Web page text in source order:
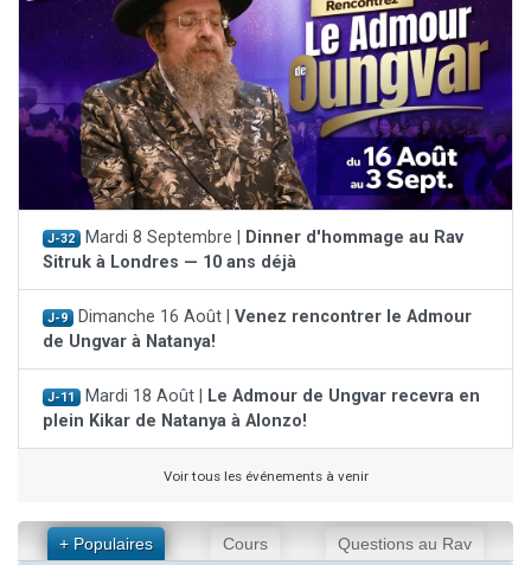
J-32 Mardi 8 Septembre |
Dinner d'hommage au Rav
Sitruk à Londres — 10 ans déjà
J-9 Dimanche 16 Août | Venez rencontrer le Admour
de Ungvar à Natanya!
J-11 Mardi 18 Août |
Le Admour de Ungvar recevra en
plein Kikar de Natanya à Alonzo!
Voir tous les événements à venir
+ Populaires Cours Questions au Rav